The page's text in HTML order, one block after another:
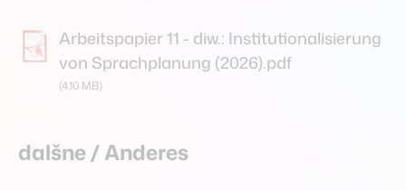
Arbeitspapier 11 - diw.: Institutionalisierung
von Sprachplanung (2026).pdf
(4,10 MB)
dalšne / Anderes